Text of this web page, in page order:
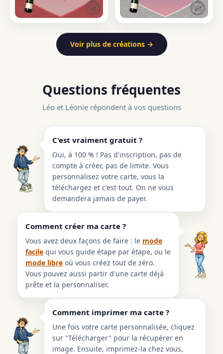
Voir plus de créations →
Questions fréquentes
Léo et Léonie répondent à vos questions
C'est vraiment gratuit ?
Oui, à 100 % ! Pas d'inscription, pas de
compte à créer, pas de limite. Vous
personnalisez votre carte, vous la
téléchargez et c'est tout. On ne vous
demandera jamais de payer.
Comment créer ma carte ?
Vous avez deux façons de faire : le mode
facile qui vous guide étape par étape, ou le
mode libre où vous créez tout de zéro.
Vous pouvez aussi partir d'une carte déjà
prête et la personnaliser.
Comment imprimer ma carte ?
Une fois votre carte personnalisée, cliquez
sur "Télécharger" pour la récupérer en
image. Ensuite, imprimez-la chez vous,